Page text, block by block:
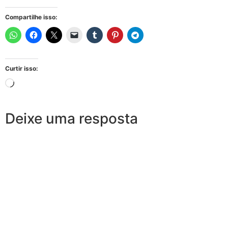
Compartilhe isso:
Curtir isso:
Deixe uma resposta